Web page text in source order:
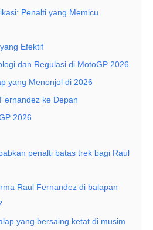
Penalti yang Memicu
Efektif
dan Regulasi di MotoGP 2026
yang Menonjol di 2026
ke Depan
2026
penalti batas trek bagi Raul
Raul Fernandez di balapan
yang bersaing ketat di musim